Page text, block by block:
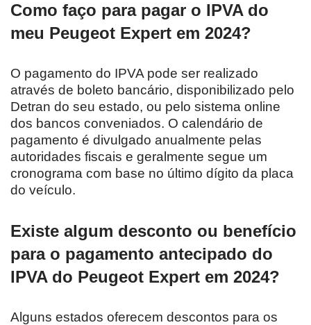
Como faço para pagar o IPVA do
meu Peugeot Expert em 2024?
O pagamento do IPVA pode ser realizado
através de boleto bancário, disponibilizado pelo
Detran do seu estado, ou pelo sistema online
dos bancos conveniados. O calendário de
pagamento é divulgado anualmente pelas
autoridades fiscais e geralmente segue um
cronograma com base no último dígito da placa
do veículo.
Existe algum desconto ou benefício
para o pagamento antecipado do
IPVA do Peugeot Expert em 2024?
Alguns estados oferecem descontos para os